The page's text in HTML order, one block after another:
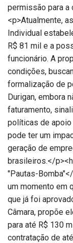
permissão para a
<p>Atualmente,
Individual
R$ 81 mil e a
funcionário. A
condições,
formalização de
Durigan, embora
faturamento,
políticas de apoio
pode ter um
geração de
brasileiros.</
"Pautas-
um momento em
que já foi
Câmara, propõe
para até R$ 130
contratação de